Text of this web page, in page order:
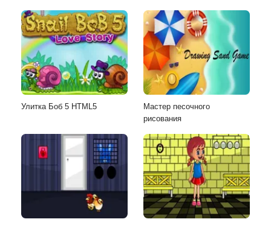
Улитка Боб 5 HTML5
Мастер песочного
рисования